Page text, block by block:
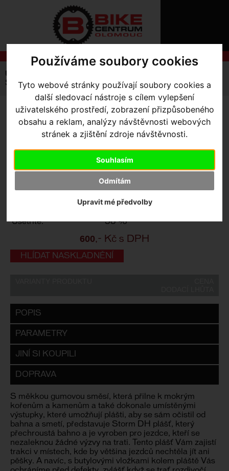
Používáme soubory cookies
Tyto webové stránky používají soubory cookies a
další sledovací nástroje s cílem vylepšení
uživatelského prostředí, zobrazení přizpůsobeného
obsahu a reklam, analýzy návštěvnosti webových
stránek a zjištění zdroje návštěvnosti.
Souhlasím
Odmítám
Upravit mé předvolby
NÁKUPU
SLUŽBY
Úvodní strana
Storm DH
STORM DH- BLK 26X2.3
Výrobce:
24 měsíců
Ušetříte:
58 %
600,- Kč s DPH
HLÍDAT NASKLADNĚNÍ
POPIS
PARAMETRY
JINÍ SI KOUPILI
DOPRAVA
S měkkou gumovou směsí, která přilne k mokrým
kořenům a kamenům a také dokonale umístěnými
výstupky, které umožňují plášti, aby se sám očistil od
bahna a smetí, představuje Storm DH plášť, který
přechroustá bahno a je vyroben pro jezdce, kteří se
nezaleknou žádné výzvy na trati. Tento plášť Vám zajistí
trakci v místech, kde by většina jezdců nechtěla jít ani
pěšky. A navíc, s butylovými vložkami kolem pláště Vás